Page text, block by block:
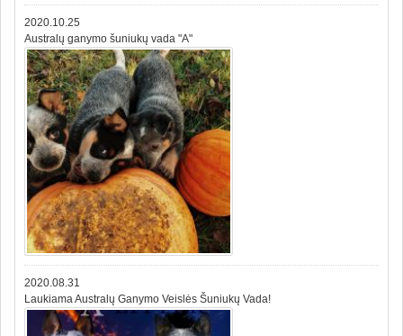
2020.10.25
Australų ganymo šuniukų vada "A"
2020.08.31
Laukiama Australų Ganymo Veislės Šuniukų Vada!